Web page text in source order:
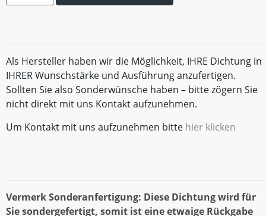
Als Hersteller haben wir die Möglichkeit, IHRE Dichtung in
IHRER Wunschstärke und Ausführung anzufertigen.
Sollten Sie also Sonderwünsche haben – bitte zögern Sie
nicht direkt mit uns Kontakt aufzunehmen.
Um Kontakt mit uns aufzunehmen bitte hier klicken
Vermerk Sonderanfertigung: Diese Dichtung wird für
Sie sondergefertigt, somit ist eine etwaige Rückgabe